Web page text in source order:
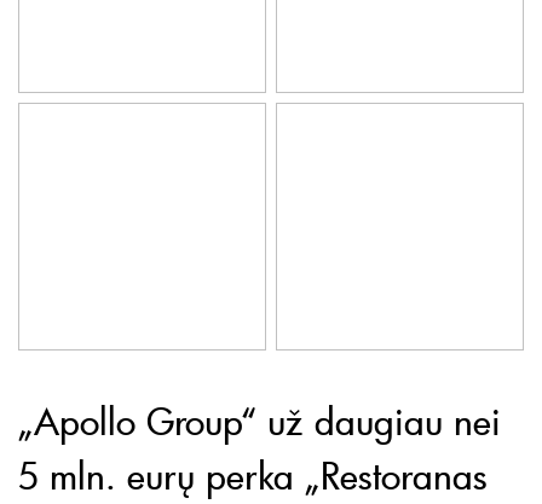
„Apollo Group“ už daugiau nei
5 mln. eurų perka „Restoranas